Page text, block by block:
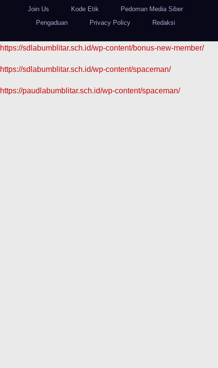
Join Us
Kode Etik
Pedoman Media Siber
Pengaduan
Privacy Policy Redaksi
https://sdlabumblitar.sch.id/wp-content/bonus-new-member/
https://sdlabumblitar.sch.id/wp-content/spaceman/
https://paudlabumblitar.sch.id/wp-content/spaceman/